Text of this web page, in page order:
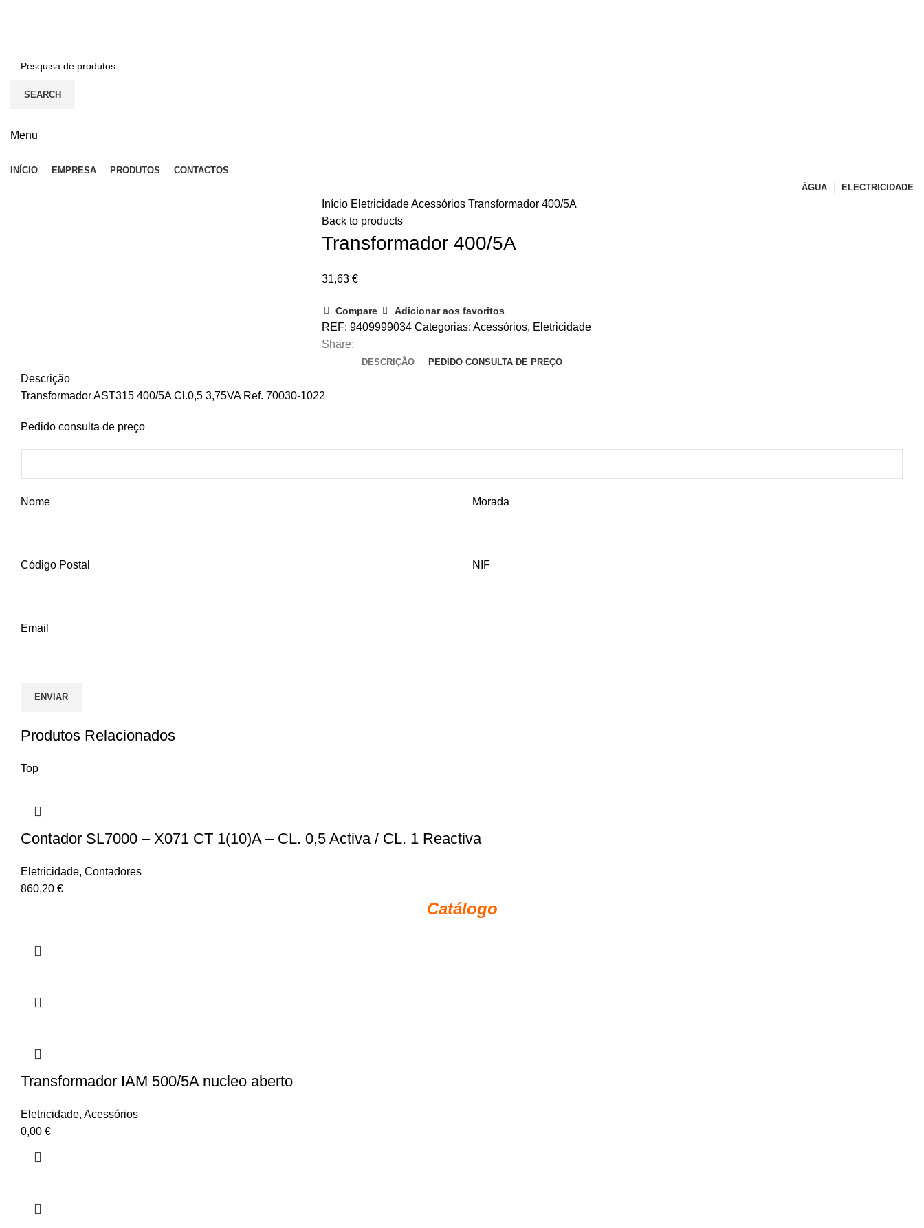
SEARCH
Menu
INÍCIO EMPRESA PRODUTOS
CONTACTOS
ÁGUA
ELECTRICIDADE
Início EletricidadeAcessórios Transformador 400/5A
Back to products
Transformador 400/5A
31,63 €
Compare Adicionar aos favoritos
REF: 9409999034 Categorias: Acessórios, Eletricidade
Share:
DESCRIÇÃO PEDIDO CONSULTA DE PREÇO
Descrição
Transformador AST315 400/5A Cl.0,5 3,75VA Ref. 70030-1022
Pedido consulta de preço
Nome Morada
Código Postal NIF
Email
Produtos Relacionados
Top
Contador SL7000 – X071 CT 1(10)A – CL. 0,5 Activa / CL. 1 Reactiva
Eletricidade, Contadores
860,20 €
Catálogo
Transformador IAM 500/5A nucleo aberto
Eletricidade, Acessórios
0,00 €